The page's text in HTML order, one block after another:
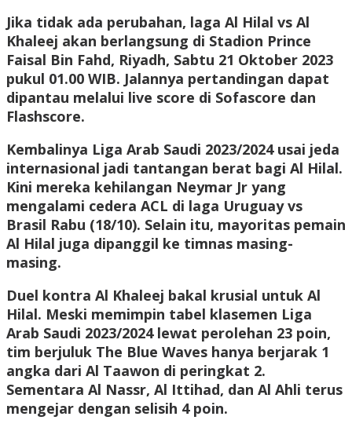
Jika tidak ada perubahan, laga Al Hilal vs Al
Khaleej akan berlangsung di Stadion Prince
Faisal Bin Fahd, Riyadh, Sabtu 21 Oktober 2023
pukul 01.00 WIB. Jalannya pertandingan dapat
dipantau melalui live score di Sofascore dan
Flashscore.
Kembalinya Liga Arab Saudi 2023/2024 usai jeda
internasional jadi tantangan berat bagi Al Hilal.
Kini mereka kehilangan Neymar Jr yang
mengalami cedera ACL di laga Uruguay vs
Brasil Rabu (18/10). Selain itu, mayoritas pemain
Al Hilal juga dipanggil ke timnas masing-
masing.
Duel kontra Al Khaleej bakal krusial untuk Al
Hilal. Meski memimpin tabel klasemen Liga
Arab Saudi 2023/2024 lewat perolehan 23 poin,
tim berjuluk The Blue Waves hanya berjarak 1
angka dari Al Taawon di peringkat 2.
Sementara Al Nassr, Al Ittihad, dan Al Ahli terus
mengejar dengan selisih 4 poin.